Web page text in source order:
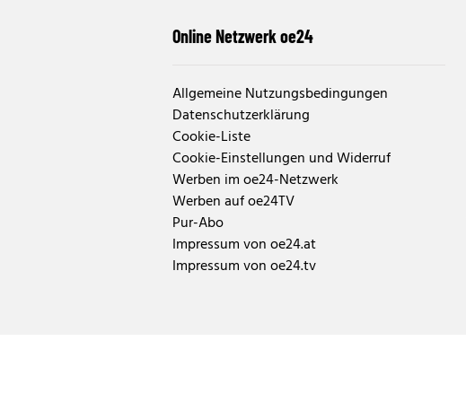
Online Netzwerk oe24
Allgemeine Nutzungsbedingungen
Datenschutzerklärung
Cookie-Liste
Cookie-Einstellungen und Widerruf
Werben im oe24-Netzwerk
Werben auf oe24TV
Pur-Abo
Impressum von oe24.at
Impressum von oe24.tv